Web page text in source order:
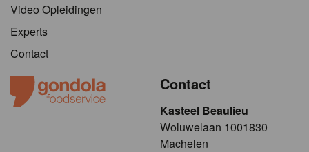
Video Opleidingen
Experts
Contact
Contact
Kasteel Beaulieu
​​​Woluwelaan 1001830
Machelen